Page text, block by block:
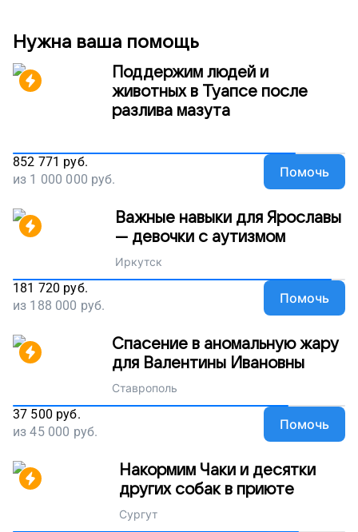
Нужна ваша помощь
Поддержим людей и
животных в Туапсе после
разлива мазута
852 771 руб.
из 1 000 000 руб. Помочь
Важные навыки для Ярославы
— девочки с аутизмом
Иркутск
181 720 руб.
из 188 000 руб. Помочь
Спасение в аномальную жару
для Валентины Ивановны
Ставрополь
37 500 руб.
из45 000 руб. Помочь
Накормим Чаки и десятки
других собак в приюте
Сургут